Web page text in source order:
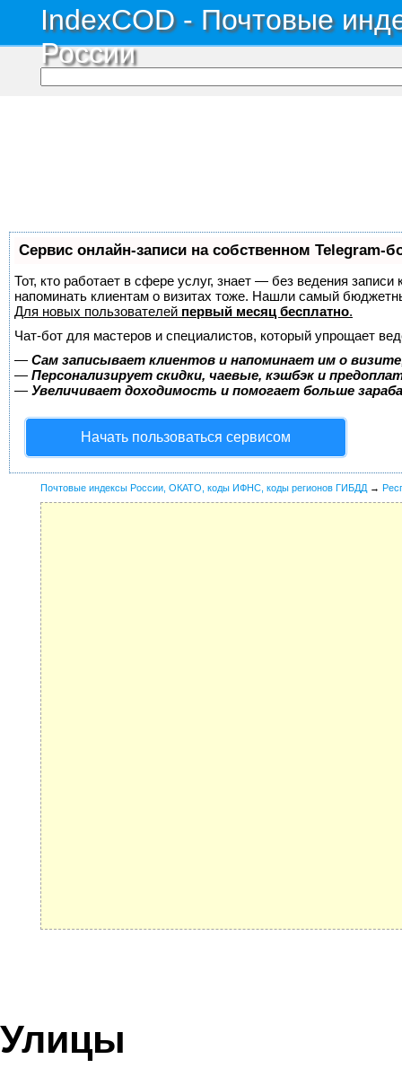
IndexCOD - Почтовые
России
Сервис онлайн-записи на собственном Telegram-
Тот, кто работает в сфере услуг, знает — без ведения
напоминать клиентам о визитах тоже. Нашли самый
Для новых пользователей первый месяц бесплатно.
Чат-бот для мастеров и специалистов, который упрощает
— Сам записывает клиентов и напоминает им о
— Персонализирует скидки, чаевые, кэшбэк и
— Увеличивает доходимость и помогает больше
Начать пользоваться сервисом
Почтовые индексы России, ОКАТО, коды ИФНС, коды регионов ГИБДД →
Улицы